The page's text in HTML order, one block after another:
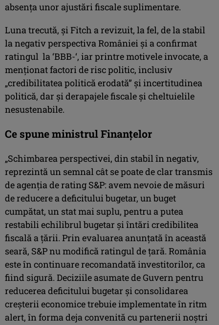
absenţa unor ajustări fiscale suplimentare.
Luna trecută, și Fitch a revizuit, la fel, de la stabil
la negativ perspectiva României şi a confirmat
ratingul la ‘BBB-‘, iar printre motivele invocate, a
menționat factori de risc politic, inclusiv
„credibilitatea politică erodată” şi incertitudinea
politică, dar şi derapajele fiscale şi cheltuielile
nesustenabile.
Ce spune ministrul Finanțelor
„Schimbarea perspectivei, din stabil în negativ,
reprezintă un semnal cât se poate de clar transmis
de agenţia de rating S&P: avem nevoie de măsuri
de reducere a deficitului bugetar, un buget
cumpătat, un stat mai suplu, pentru a putea
restabili echilibrul bugetar şi întări credibilitea
fiscală a ţării. Prin evaluarea anunţată în această
seară, S&P nu modifică ratingul de ţară. România
este în continuare recomandată investitorilor, ca
fiind sigură. Deciziile asumate de Guvern pentru
reducerea deficitului bugetar şi consolidarea
creşterii economice trebuie implementate în ritm
alert, în forma deja convenită cu partenerii noştri